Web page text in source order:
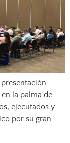
la palma de
ejecutados y
por su gran